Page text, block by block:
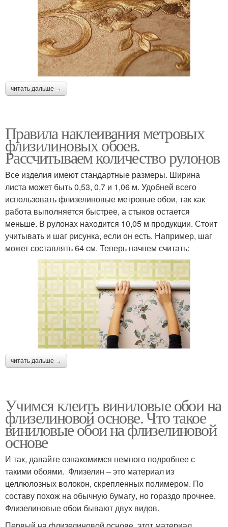
читать дальше →
Правила наклеивания метровых
флизилиновых обоев.
Рассчитываем количество рулонов
Все изделия имеют стандартные размеры. Ширина
листа может быть 0,53, 0,7 и 1,06 м. Удобней всего
использовать флизелиновые метровые обои, так как
работа выполняется быстрее, а стыков остается
меньше. В рулонах находится 10,05 м продукции. Стоит
учитывать и шаг рисунка, если он есть. Например, шаг
может составлять 64 см. Теперь начнем считать:
читать дальше →
Учимся клеить виниловые обои на
флизелиновой основе. Что такое
виниловые обои на флизелиновой
основе
И так, давайте ознакомимся немного подробнее с
такими обоями. Флизелин – это материал из
целлюлозных волокон, скрепленных полимером. По
составу похож на обычную бумагу, но гораздо прочнее.
Флизелиновые обои бывают двух видов.